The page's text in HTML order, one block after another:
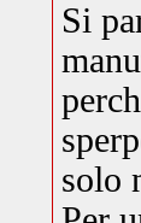
Si
solo